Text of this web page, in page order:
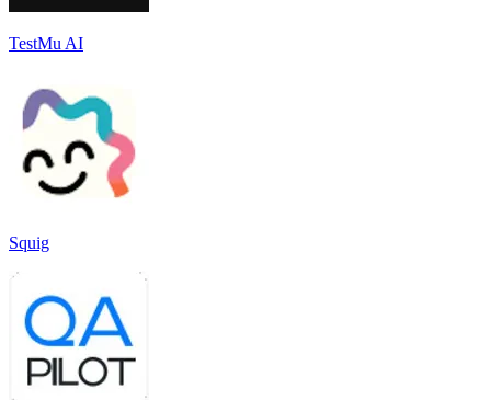
TestMu AI
Squig